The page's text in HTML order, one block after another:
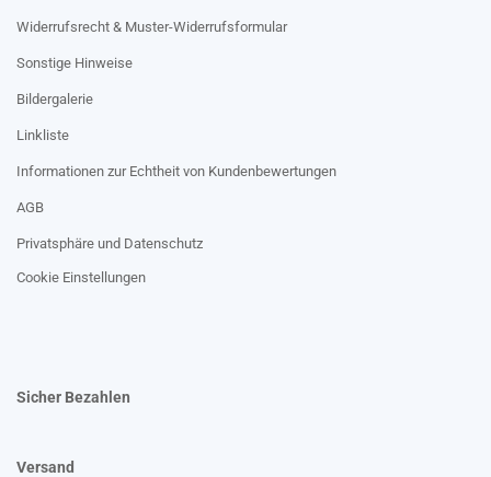
Widerrufsrecht & Muster-Widerrufsformular
Sonstige Hinweise
Bildergalerie
Linkliste
Informationen zur Echtheit von Kundenbewertungen
AGB
Privatsphäre und Datenschutz
Cookie Einstellungen
Sicher Bezahlen
Versand